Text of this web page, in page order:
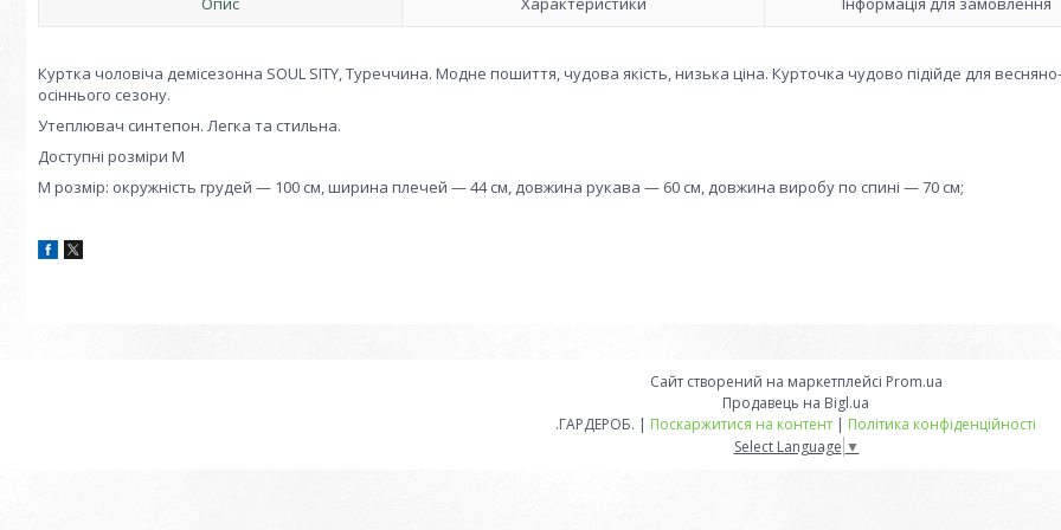
Куртка чоловіча демісезонна SOUL SITY, Туреччина. Модне пошиття, чудова якість, низька ціна. Курточка чудово підійде для весняно-
осіннього сезону.
Утеплювач синтепон. Легка та стильна.
Доступні розміри М
M розмір: окружність грудей — 100 см, ширина плечей — 44 см, довжина рукава — 60 см, довжина виробу по спині — 70 см;
Сайт створений на маркетплейсі Prom.ua
Продавець на Bigl.ua
.ГАРДЕРОБ. | Поскаржитися на контент | Політика конфіденційності
Select Language ▼